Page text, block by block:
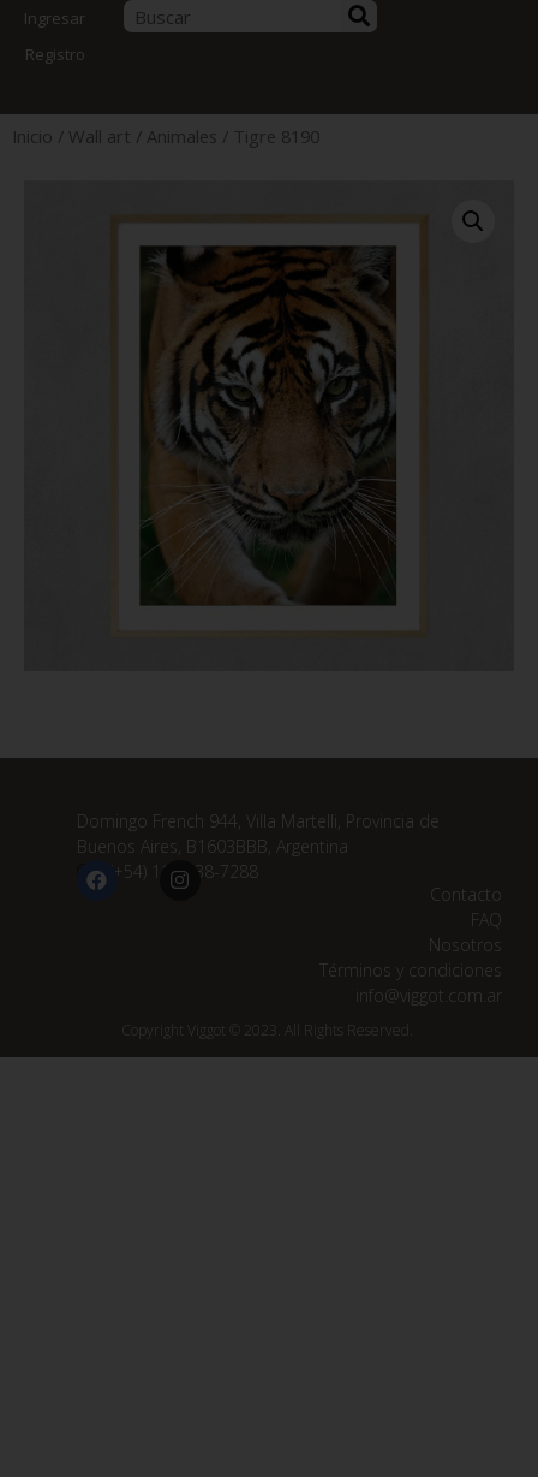
Ingresar
Registro
Inicio / Wall art / Animales / Tigre 8190
Domingo French 944, Villa Martelli, Provincia de
Buenos Aires, B1603BBB, Argentina
(+54) 11 3838-7288
Contacto
FAQ
Nosotros
Términos y condiciones
info@viggot.com.ar
Copyright Viggot © 2023. All Rights Reserved.